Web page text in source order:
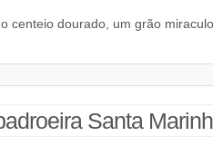
centeio dourado, um grão
Santa